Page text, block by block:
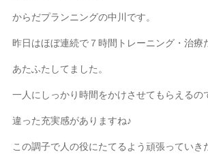
からだプランニングの中川です。
昨日はほぼ連続で７時間トレーニング・治療
あたふたしてました。
一人にしっかり時間をかけさせてもらえるの
違った充実感がありますね♪
この調子で人の役にたてるよう頑張っていき